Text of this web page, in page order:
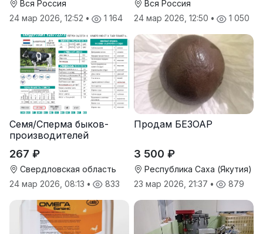
Вся Россия
24 мар 2026, 12:52 • 1 164
Вся Россия
24 мар 2026, 12:50 • 1 050
Семя/Сперма быков-
производителей
267 ₽
Свердловская область
24 мар 2026, 08:13 • 833
Продам БЕЗОАР
3 500 ₽
Республика Саха (Якутия)
23 мар 2026, 21:37 • 879